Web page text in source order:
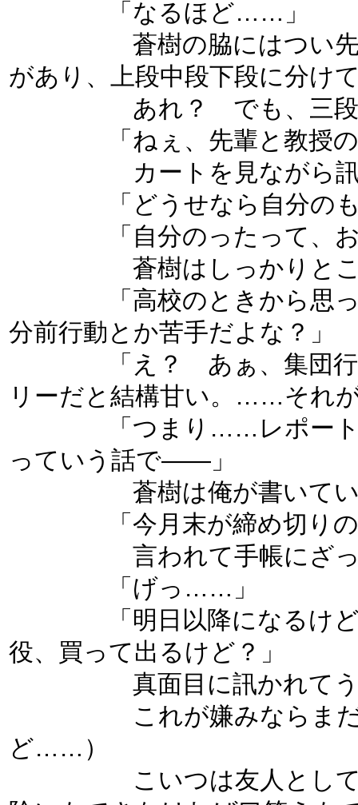
「なるほど……」
蒼樹の脇にはつい先日
があり、上段中段下段に分け
あれ？ でも、三段全
「ねぇ、先輩と教授の資
カートを見ながら訊
「どうせなら自分のも
「自分のったって、お前
蒼樹はしっかりとこち
「高校のときから思っ
分前行動とか苦手だよな？」
「え？ あぁ、集団行動
リーだと結構甘い。……それ
「つまり……レポート提
っていう話で――」
蒼樹は俺が書いている
「今月末が締め切りのレ
言われて手帳にざっと
「げっ……」
「明日以降になるけど、
役、買って出るけど？」
真面目に訊かれてうな
これが嫌みならまだい
ど……）
こいつは友人として真